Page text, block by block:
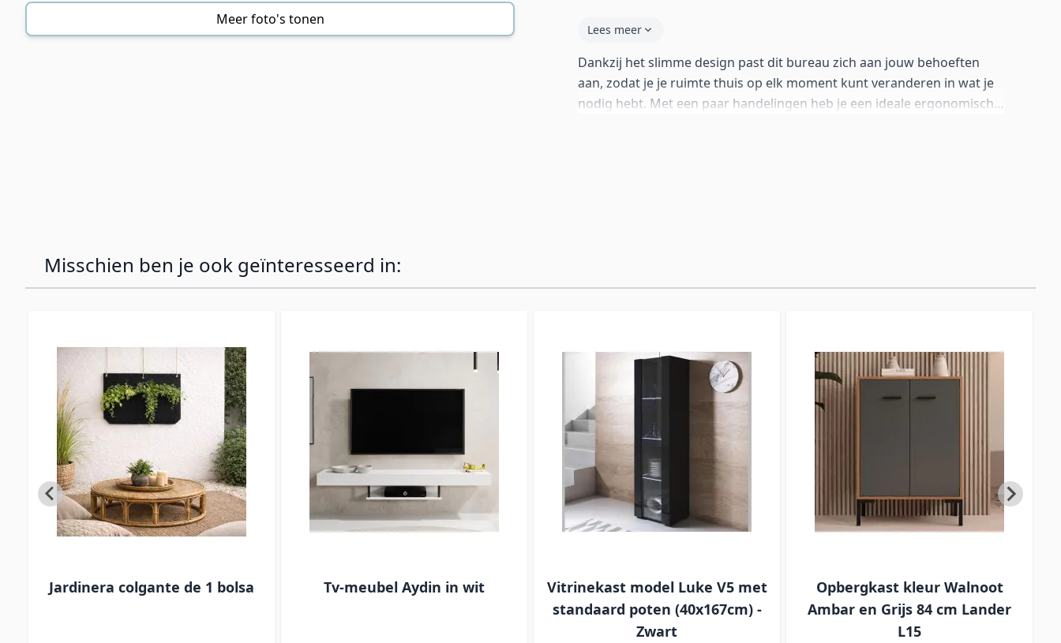
Meer foto's tonen
Lees meer
Dankzij het slimme design past dit bureau zich aan jouw behoeften
aan, zodat je je ruimte thuis op elk moment kunt veranderen in wat je
nodig hebt. Met een paar handelingen heb je een ideale ergonomische
Misschien ben je ook geïnteresseerd in:
Jardinera colgante de 1 bolsa Tv-meubel Aydin in wit
Vitrinekast model Luke V5 met
standaard poten (40x167cm) -
Zwart
Opbergkast kleur Walnoot
Ambar en Grijs 84 cm Lander
L15